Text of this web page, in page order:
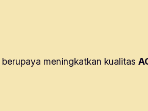
meningkatkan kualitas